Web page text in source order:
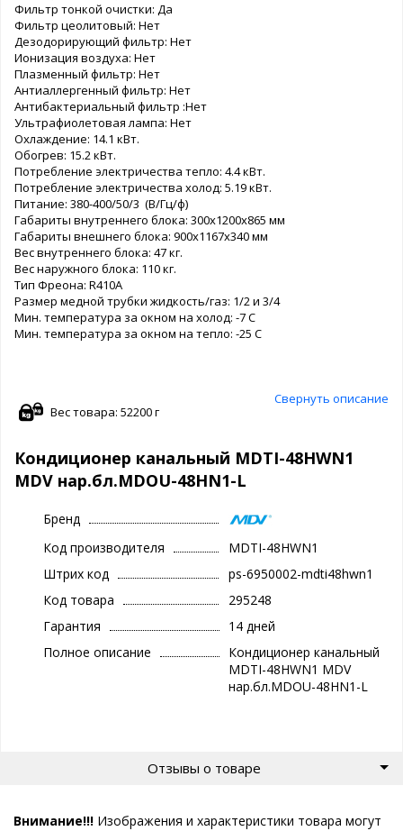
Фильтр тонкой очистки: Да
Фильтр цеолитовый: Нет
Дезодорирующий фильтр: Нет
Ионизация воздуха: Нет
Плазменный фильтр: Нет
Антиаллергенный фильтр: Нет
Антибактериальный фильтр :Нет
Ультрафиолетовая лампа: Нет
Охлаждение: 14.1 кВт.
Обогрев: 15.2 кВт.
Потребление электричества тепло: 4.4 кВт.
Потребление электричества холод: 5.19 кВт.
Питание: 380-400/50/3 (В/Гц/ф)
Габариты внутреннего блока: 300х1200х865 мм
Габариты внешнего блока: 900х1167х340 мм
Вес внутреннего блока: 47 кг.
Вес наружного блока: 110 кг.
Тип Фреона: R410A
Размер медной трубки жидкость/газ: 1/2 и 3/4
Мин. температура за окном на холод: -7 С
Мин. температура за окном на тепло: -25 С
Свернуть описание
Вес товара: 52200 г
Кондиционер канальный MDTI-48HWN1
MDV нар.бл.MDOU-48HN1-L
Бренд
Код производителя
MDTI-48HWN1
Штрих код
ps-6950002-mdti48hwn1
Код товара
295248
Гарантия
14 дней
Полное описание
Кондиционер канальный
MDTI-48HWN1 MDV
нар.бл.MDOU-48HN1-L
Отзывы о товаре
Внимание!!! Изображения и характеристики товара могут